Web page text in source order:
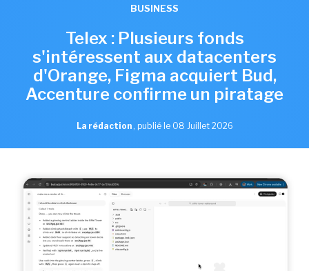
BUSINESS
Telex : Plusieurs fonds
s'intéressent aux datacenters
d'Orange, Figma acquiert Bud,
Accenture confirme un piratage
La rédaction , publié le 08 Juillet 2026